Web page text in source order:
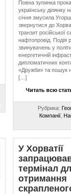
Повна зупинка
українську
січня змусила
звернутися до
транзит російської
нафтопровід. Подія
звинувачень у
енергетичній
дипломатичних
«Дружби» та пошук
[…]
Читать всю
Рубрика:
Компанії
У Хорватії
термінал
отримання